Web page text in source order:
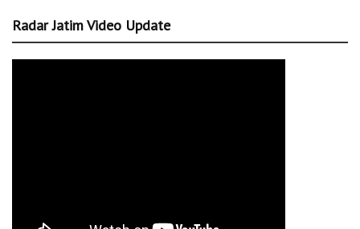
Radar Jatim Video Update